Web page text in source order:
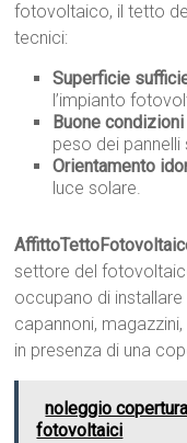
fotovoltaico, il tetto
tecnici:
Superficie
l’impianto
Buone
peso dei pannelli
Orientamento
luce solare.
settore del
occupano di
capannoni,
in presenza di una
noleggio
fotovoltaici